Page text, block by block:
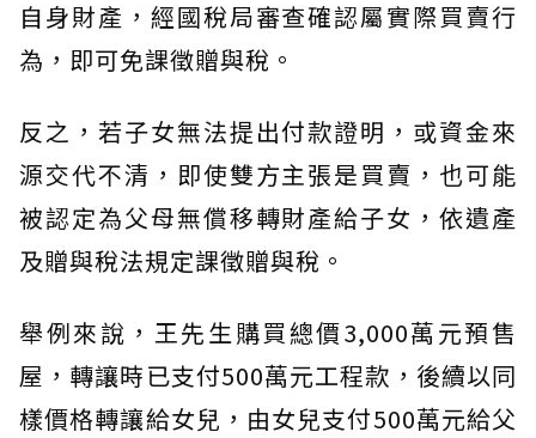
自身財產，經國稅局審查確認屬實際買賣行
為，即可免課徵贈與稅。
反之，若子女無法提出付款證明，或資金來
源交代不清，即使雙方主張是買賣，也可能
被認定為父母無償移轉財產給子女，依遺產
及贈與稅法規定課徵贈與稅。
舉例來說，王先生購買總價3,000萬元預售
屋，轉讓時已支付500萬元工程款，後續以同
樣價格轉讓給女兒，由女兒支付500萬元給父